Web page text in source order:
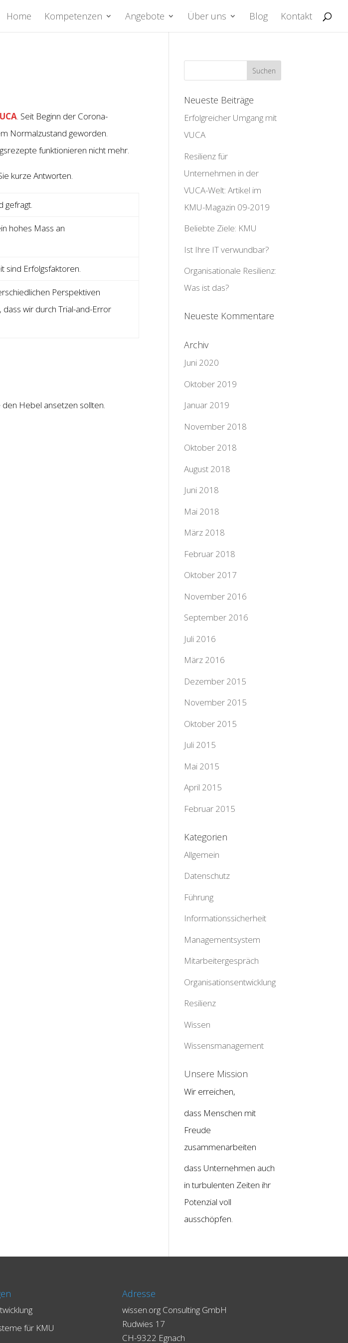
Home Kompetenzen Angebote Über uns Blog Kontakt
. Seit Beginn der Corona-
Normalzustand geworden.
funktionieren nicht mehr.
kurze Antworten.
gefragt.
hohes Mass an
sind Erfolgsfaktoren.
Perspektiven
wir durch Trial-and-Error
Hebel ansetzen sollten.
Neueste Beiträge
Erfolgreicher Umgang mit
VUCA
Resilienz für
Unternehmen in der
VUCA-Welt: Artikel im
KMU-Magazin 09-2019
Beliebte Ziele: KMU
Ist Ihre IT verwundbar?
Organisationale Resilienz:
Was ist das?
Neueste Kommentare
Archiv
Juni 2020
Oktober 2019
Januar 2019
November 2018
Oktober 2018
August 2018
Juni 2018
Mai 2018
März 2018
Februar 2018
Oktober 2017
November 2016
September 2016
Juli 2016
März 2016
Dezember 2015
November 2015
Oktober 2015
Juli 2015
Mai 2015
April 2015
Februar 2015
Kategorien
Allgemein
Datenschutz
Führung
Informationssicherheit
Managementsystem
Mitarbeitergespräch
Organisationsentwicklung
Resilienz
Wissen
Wissensmanagement
Unsere Mission
Wir erreichen,
dass Menschen mit
Freude
zusammenarbeiten
dass Unternehmen auch
in turbulenten Zeiten ihr
Potenzial voll
ausschöpfen.
für KMU
Adresse
wissen.org Consulting GmbH
Rudwies 17
CH-9322 Egnach